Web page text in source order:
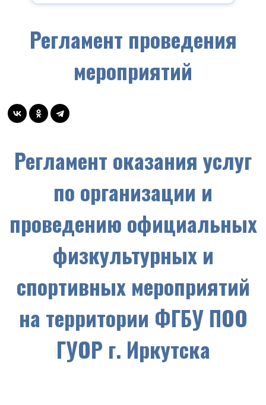
Регламент проведения
мероприятий
Регламент оказания услуг
по организации и
проведению официальных
физкультурных и
спортивных мероприятий
на территории ФГБУ ПОО
ГУОР г. Иркутска